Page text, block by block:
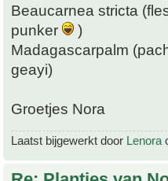
Beaucarnea stricta
punker
)
Madagascarpalm
geayi)
Groetjes Nora
Laatst bijgewerkt door Lenora